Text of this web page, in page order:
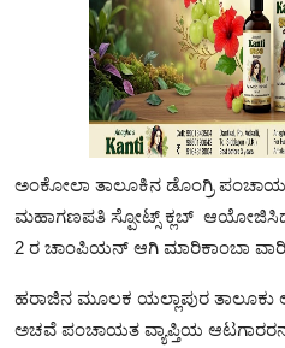
ಅಂಕೋಲಾ ತಾಲೂಕಿನ ಡೊಂಗ್ರಿ ಪಂಚಾಯತ
ಮಹಾಗಣಪತಿ ಸ್ಪೋಟ್ಸ್ ಕ್ಲಬ್
2 ರ ಚಾಂಪಿಯನ್ ಆಗಿ ಮಾರಿಕಾಂಬಾ
ಹರಾಜಿನ ಮೂಲಕ ಯಲ್ಲಾಪುರ ತಾಲೂಕು
ಅಚವೆ ಪಂಚಾಯತ ವ್ಯಾಪ್ತಿಯ